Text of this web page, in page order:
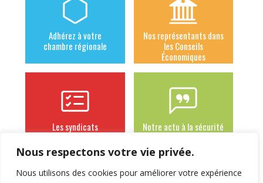
Nous respectons votre vie privée.
Nous utilisons des cookies pour améliorer votre expérience
Adhérez à votre
chambre régionale
Nos représentants dans
les Conseils
Économiques
Les syndicats
Notre actu à la sécurité
indépendants